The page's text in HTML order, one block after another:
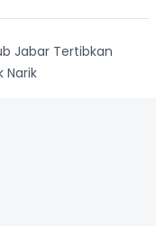
Jabar Tertibkan
Narik